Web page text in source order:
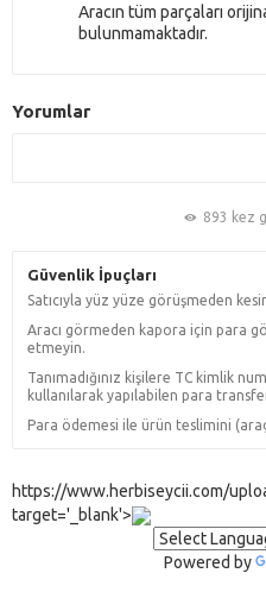
Aracın tüm parçaları
bulunmamaktadır.
Yorumlar
893 kez
Güvenlik İpuçları
Satıcıyla yüz yüze görüşmeden
Aracı görmeden kapora için para
etmeyin.
Tanımadığınız kişilere TC kimlik
kullanılarak yapılabilen para
Para ödemesi ile ürün teslimini
https://www.herbiseycii.com/
target='_blank'>
Powered by